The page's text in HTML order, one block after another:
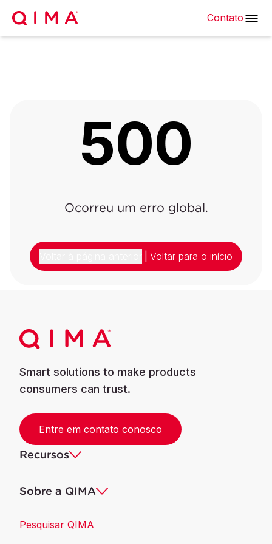
Contato
500
Ocorreu um erro global.
Voltar para o início
Smart solutions to make products
consumers can trust.
Entre em contato conosco
Recursos
Sobre a QIMA
Pesquisar QIMA